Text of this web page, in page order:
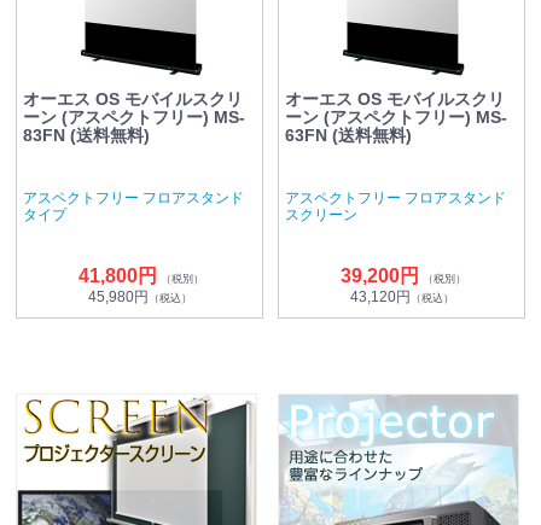
オーエス OS モバイルスクリ
ーン (アスペクトフリー) MS-
83FN (送料無料)
アスペクトフリー フロアスタンド
タイプ
41,800円 （税別）
45,980円 （税込）
オーエス OS モバイルスクリ
ーン (アスペクトフリー) MS-
63FN (送料無料)
アスペクトフリー フロアスタンド
スクリーン
39,200円 （税別）
43,120円 （税込）